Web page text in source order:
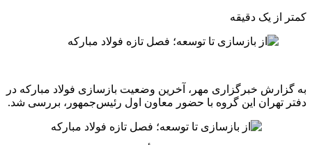
کمتر از یک دقیقه
به گزارش خبرگزاری مهر، آخرین وضعیت بازسازی فولاد مبارکه در
دفتر تهران این گروه با حضور معاون اول رئیس‌جمهور، بررسی شد.